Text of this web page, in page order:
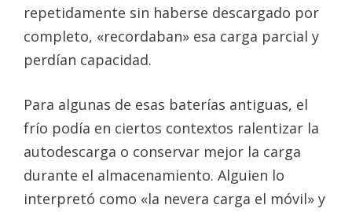
repetidamente sin haberse descargado por
completo, «recordaban» esa carga parcial y
perdían capacidad.
Para algunas de esas baterías antiguas, el
frío podía en ciertos contextos ralentizar la
autodescarga o conservar mejor la carga
durante el almacenamiento. Alguien lo
interpretó como «la nevera carga el móvil» y